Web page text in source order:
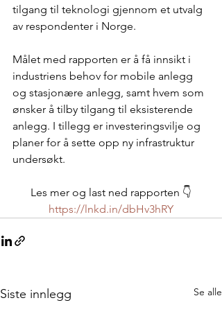
tilgang til teknologi gjennom et utvalg
av respondenter i Norge.
Målet med rapporten er å få innsikt i
industriens behov for mobile anlegg
og stasjonære anlegg, samt hvem som
ønsker å tilby tilgang til eksisterende
anlegg. I tillegg er investeringsvilje og
planer for å sette opp ny infrastruktur
undersøkt.
Les mer og last ned rapporten 👇
https://lnkd.in/dbHv3hRY
Siste innlegg Se alle